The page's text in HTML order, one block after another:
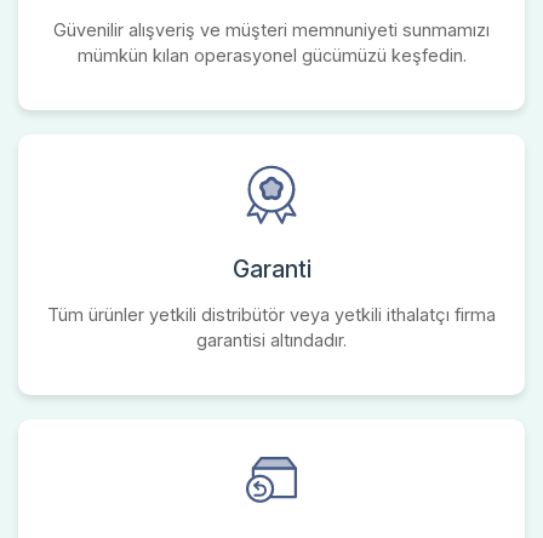
Güvenilir alışveriş ve müşteri memnuniyeti sunmamızı
mümkün kılan operasyonel gücümüzü keşfedin.
Garanti
Tüm ürünler yetkili distribütör veya yetkili ithalatçı firma
garantisi altındadır.